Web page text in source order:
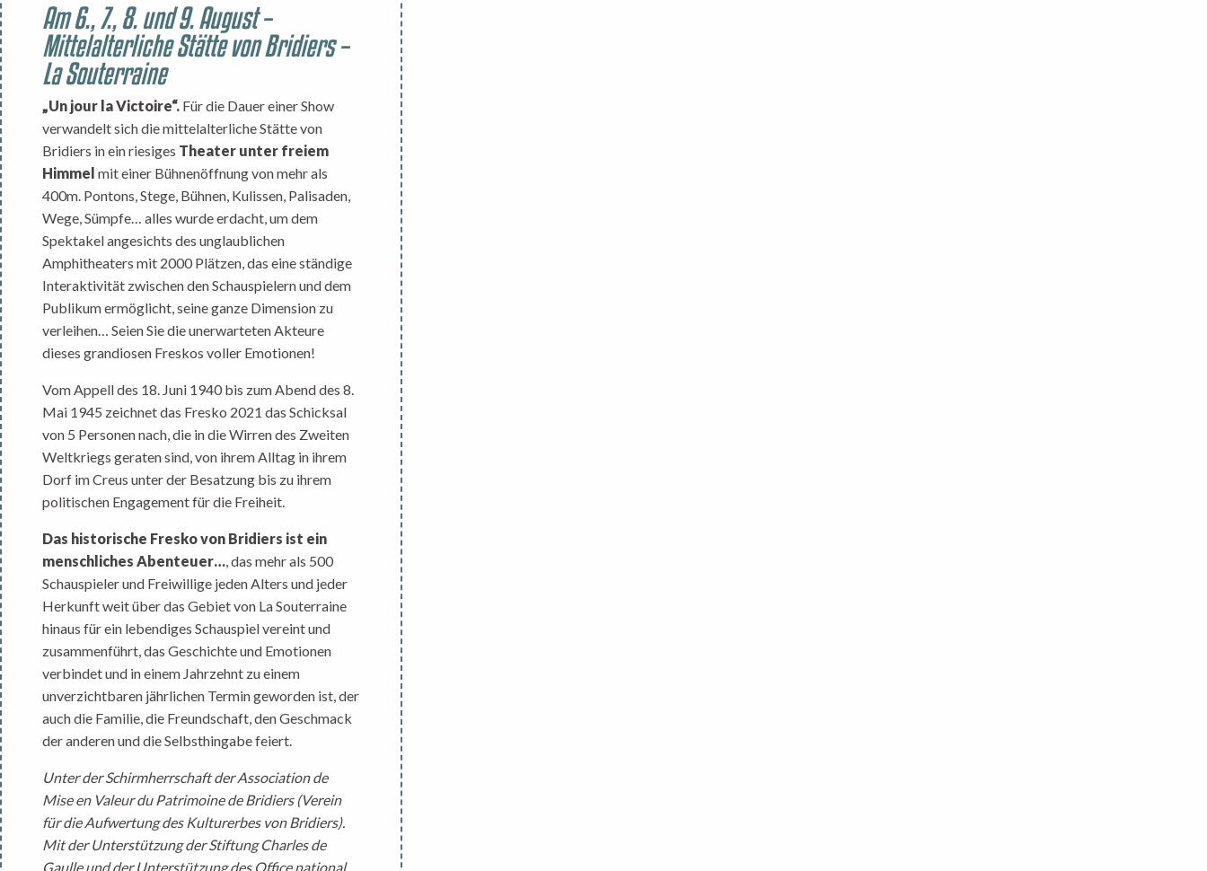
Am 6., 7., 8. und 9. August –
Mittelalterliche Stätte von Bridiers –
La Souterraine
„Un jour la Victoire“. Für die Dauer einer Show
verwandelt sich die mittelalterliche Stätte von
Bridiers in ein riesiges Theater unter freiem
Himmel mit einer Bühnenöffnung von mehr als
400m. Pontons, Stege, Bühnen, Kulissen, Palisaden,
Wege, Sümpfe… alles wurde erdacht, um dem
Spektakel angesichts des unglaublichen
Amphitheaters mit 2000 Plätzen, das eine ständige
Interaktivität zwischen den Schauspielern und dem
Publikum ermöglicht, seine ganze Dimension zu
verleihen… Seien Sie die unerwarteten Akteure
dieses grandiosen Freskos voller Emotionen!
Vom Appell des 18. Juni 1940 bis zum Abend des 8.
Mai 1945 zeichnet das Fresko 2021 das Schicksal
von 5 Personen nach, die in die Wirren des Zweiten
Weltkriegs geraten sind, von ihrem Alltag in ihrem
Dorf im Creus unter der Besatzung bis zu ihrem
politischen Engagement für die Freiheit.
Das historische Fresko von Bridiers ist ein
menschliches Abenteuer…, das mehr als 500
Schauspieler und Freiwillige jeden Alters und jeder
Herkunft weit über das Gebiet von La Souterraine
hinaus für ein lebendiges Schauspiel vereint und
zusammenführt, das Geschichte und Emotionen
verbindet und in einem Jahrzehnt zu einem
unverzichtbaren jährlichen Termin geworden ist, der
auch die Familie, die Freundschaft, den Geschmack
der anderen und die Selbsthingabe feiert.
Unter der Schirmherrschaft der Association de
Mise en Valeur du Patrimoine de Bridiers (Verein
für die Aufwertung des Kulturerbes von Bridiers).
Mit der Unterstützung der Stiftung Charles de
Gaulle und der Unterstützung des Office national